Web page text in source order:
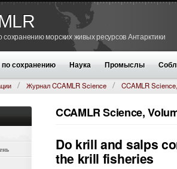
сохранению морских живых ресурсов Антарктики
сохранению Наука Промыслы
Журнал CCAMLR Science
CCAMLR
CCAMLR Science,
Do krill and salps
the krill fisheries